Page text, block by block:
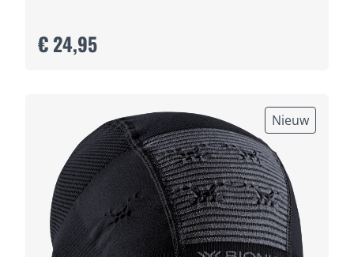
€ 24,95
Nieuw